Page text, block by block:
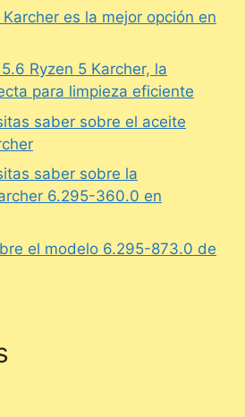
es la mejor opción en
Ryzen 5 Karcher, la
para limpieza eficiente
saber sobre el aceite
saber sobre la
6.295-360.0 en
el modelo 6.295-873.0 de